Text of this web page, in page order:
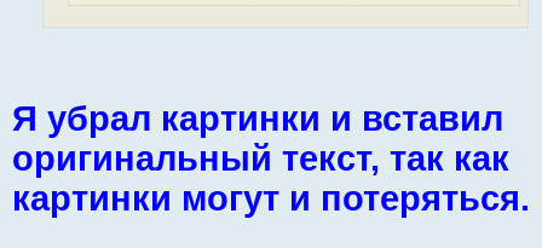
Я убрал картинки и вставил
оригинальный текст, так как
картинки могут и потеряться.